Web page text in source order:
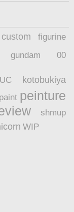
custom figurine
gundam 00
kotobukiya
peinture
shmup
WIP